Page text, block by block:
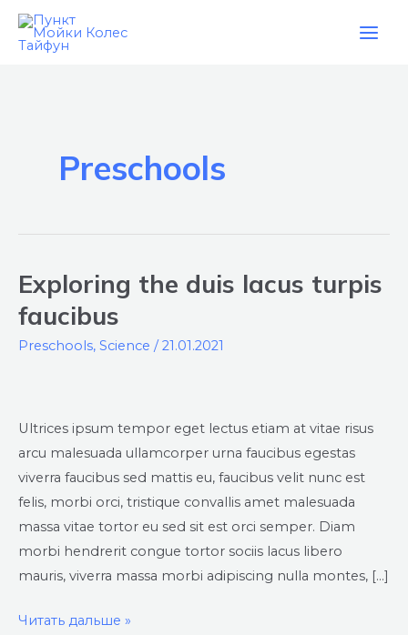
Перейти
Preschools
Exploring the duis lacus turpis
faucibus
Preschools, Science / 21.01.2021
Ultrices ipsum tempor eget lectus etiam at vitae risus
arcu malesuada ullamcorper urna faucibus egestas
viverra faucibus sed mattis eu, faucibus velit nunc est
felis, morbi orci, tristique convallis amet malesuada
massa vitae tortor eu sed sit est orci semper. Diam
morbi hendrerit congue tortor sociis lacus libero
mauris, viverra massa morbi adipiscing nulla montes, […]
Exploring
the
duis
lacus
Читать дальше »